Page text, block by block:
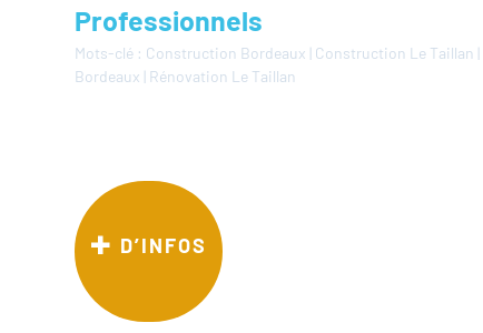
Professionnels
Mots-clé : Construction Bordeaux | Construction Le Taillan |
Bordeaux | Rénovation Le Taillan
D’INFOS